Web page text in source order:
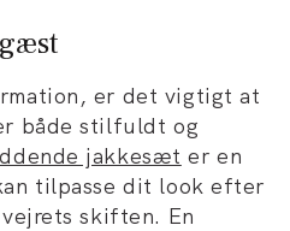
er det vigtigt at
både stilfuldt og
jakkesæt er en
tilpasse dit look efter
skiften. En